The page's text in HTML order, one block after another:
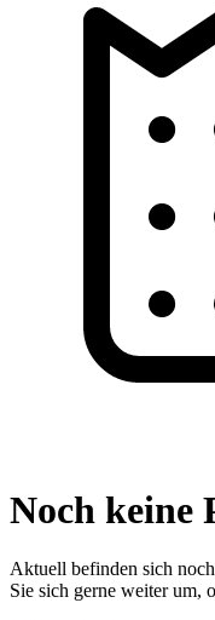
Noch keine
Aktuell befinden sich
Sie sich gerne weiter um,